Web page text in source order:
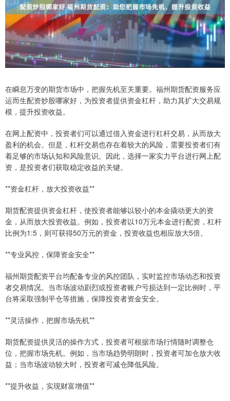
在瞬息万变的期货市场中，把握先机至关重要。福州期货配资服务应
运而生配资炒股哪家好，为投资者提供资金杠杆，助力其扩大交易规
模，提升投资收益。
在网上配资中，投资者们可以通过借入资金进行杠杆交易，从而放大
盈利的机会。但是，杠杆交易也存在着较大的风险，需要投资者们有
着足够的市场认知和风险意识。因此，选择一家实力平台进行网上配
资，是投资者们获取稳定收益的关键。
**资金杠杆，放大投资收益**
期货配资提供资金杠杆，使投资者能够以较小的本金撬动更大的资
金，从而放大投资收益。例如，投资者以10万元本金进行配资，杠杆
比例为1:5，则可获得50万元的资金，投资收益也相应放大5倍。
**专业风控，保障资金安全**
福州期货配资平台均配备专业的风控团队，实时监控市场动态和投资
者交易情况。当市场波动剧烈或投资者账户亏损达到一定比例时，平
台将采取强制平仓等措施，保障投资者资金安全。
**灵活操作，把握市场先机**
期货配资提供灵活的操作方式，投资者可根据市场行情随时调整仓
位，把握市场先机。例如，当市场趋势明朗时，投资者可加仓放大收
益；当市场波动较大时，投资者可减仓降低风险。
**提升收益，实现财富增值**